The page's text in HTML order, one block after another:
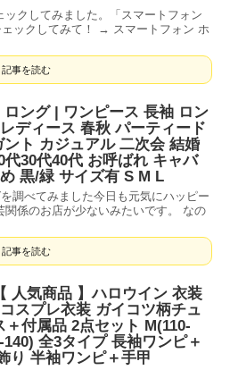
クしてみました。「スマートフォン
ックしてみて！ → スマートフォン ホ
記事を読む
ング | ワンピース 長袖 ロン
ディース 春秋 パーティード
ト カジュアル 二次会 結婚
30代40代 お呼ばれ キャバ
黒/緑 サイズ有 S M L
調べてみました今日も元気にハッピー
係のお店が少ないみたいです。 なの
記事を読む
人気商品 】ハロウイン 衣装
スプレ衣装 ガイコツ柄チュ
付属品 2点セット M(110-
全3タイプ 長袖ワンピ＋
り 半袖ワンピ＋手甲